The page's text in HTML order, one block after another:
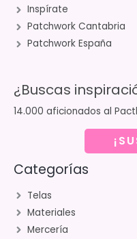
Inspírate
Patchwork Cantabria
Patchwork España
¿Buscas
14.000 aficionados al
Categorías
Telas
Materiales
Mercería